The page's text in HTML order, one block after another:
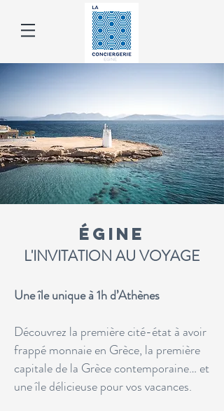
ÉGINE
L'INVITATION AU VOYAGE
Une île unique à 1h d’Athènes
Découvrez la première cité-état à avoir
frappé monnaie en Grèce, la première
capitale de la Grèce contemporaine… et
une île délicieuse pour vos vacances.